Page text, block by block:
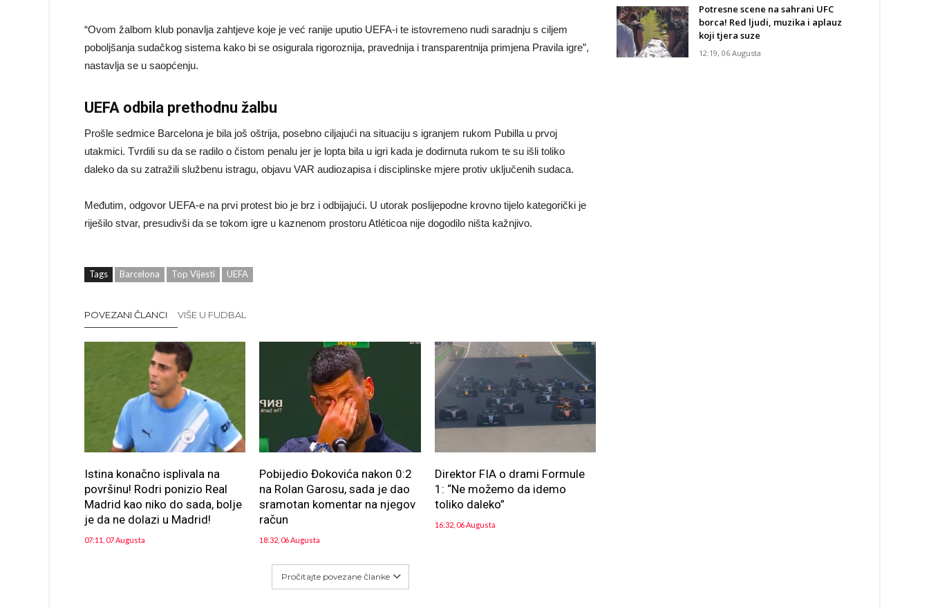
“Ovom žalbom klub ponavlja zahtjeve koje je već ranije uputio UEFA-i te istovremeno nudi saradnju s ciljem
poboljšanja sudačkog sistema kako bi se osigurala rigoroznija, pravednija i transparentnija primjena Pravila igre”,
nastavlja se u saopćenju.
UEFA odbila prethodnu žalbu
Prošle sedmice Barcelona je bila još oštrija, posebno ciljajući na situaciju s igranjem rukom Pubilla u prvoj
utakmici. Tvrdili su da se radilo o čistom penalu jer je lopta bila u igri kada je dodirnuta rukom te su išli toliko
daleko da su zatražili službenu istragu, objavu VAR audiozapisa i disciplinske mjere protiv uključenih sudaca.
Međutim, odgovor UEFA-e na prvi protest bio je brz i odbijajući. U utorak poslijepodne krovno tijelo kategorički je
riješilo stvar, presudivši da se tokom igre u kaznenom prostoru Atléticoa nije dogodilo ništa kažnjivo.
Tags Barcelona Top Vijesti UEFA
POVEZANI ČLANCI VIŠE U FUDBAL
Istina konačno isplivala na
površinu! Rodri ponizio Real
Madrid kao niko do sada, bolje
je da ne dolazi u Madrid!
07:11, 07 Augusta
Pobijedio Đokovića nakon 0:2
na Rolan Garosu, sada je dao
sramotan komentar na njegov
račun
18:32, 06 Augusta
Direktor FIA o drami Formule
1: “Ne možemo da idemo
toliko daleko”
16:32, 06 Augusta
Pročitajte povezane članke
Potresne scene na sahrani UFC
borca! Red ljudi, muzika i aplauz
koji tjera suze
12:19, 06 Augusta